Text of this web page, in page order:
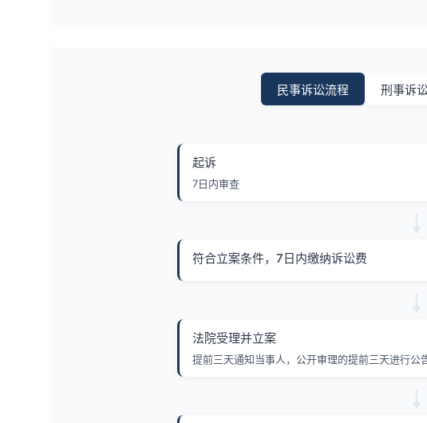
民事诉讼流程 刑事诉
起诉
7日内审查
符合立案条件，7日内缴纳诉讼费
法院受理并立案
提前三天通知当事人，公开审理的提前三天进行公